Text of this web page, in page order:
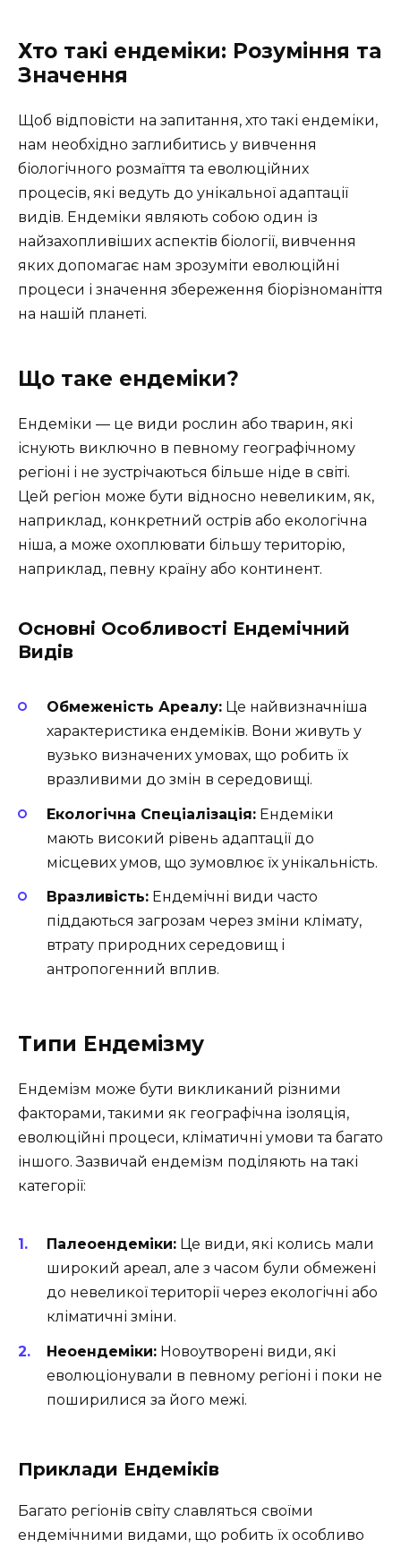
Хто такі ендеміки: Розуміння та
Значення
Щоб відповісти на запитання, хто такі ендеміки,
нам необхідно заглибитись у вивчення
біологічного розмаїття та еволюційних
процесів, які ведуть до унікальної адаптації
видів. Ендеміки являють собою один із
найзахопливіших аспектів біології, вивчення
яких допомагає нам зрозуміти еволюційні
процеси і значення збереження біорізноманіття
на нашій планеті.
Що таке ендеміки?
Ендеміки — це види рослин або тварин, які
існують виключно в певному географічному
регіоні і не зустрічаються більше ніде в світі.
Цей регіон може бути відносно невеликим, як,
наприклад, конкретний острів або екологічна
ніша, а може охоплювати більшу територію,
наприклад, певну країну або континент.
Основні Особливості Ендемічний
Видів
Обмеженість Ареалу: Це найвизначніша
характеристика ендеміків. Вони живуть у
вузько визначених умовах, що робить їх
вразливими до змін в середовищі.
Екологічна Спеціалізація: Ендеміки
мають високий рівень адаптації до
місцевих умов, що зумовлює їх унікальність.
Вразливість: Ендемічні види часто
піддаються загрозам через зміни клімату,
втрату природних середовищ і
антропогенний вплив.
Типи Ендемізму
Ендемізм може бути викликаний різними
факторами, такими як географічна ізоляція,
еволюційні процеси, кліматичні умови та багато
іншого. Зазвичай ендемізм поділяють на такі
категорії:
Палеоендеміки: Це види, які колись мали
широкий ареал, але з часом були обмежені
до невеликої території через екологічні або
кліматичні зміни.
Неоендеміки: Новоутворені види, які
еволюціонували в певному регіоні і поки не
поширилися за його межі.
Приклади Ендеміків
Багато регіонів світу славляться своїми
ендемічними видами, що робить їх особливо